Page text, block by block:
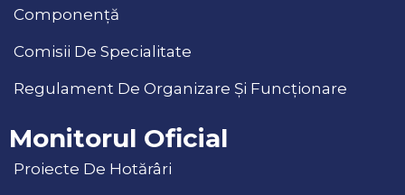
Componență
Comisii De Specialitate
Regulament De Organizare Și Funcționare
Monitorul Oficial
Proiecte De Hotărâri